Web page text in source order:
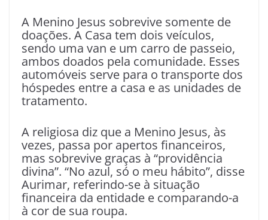
A Menino Jesus sobrevive somente de
doações. A Casa tem dois veículos,
sendo uma van e um carro de passeio,
ambos doados pela comunidade. Esses
automóveis serve para o transporte dos
hóspedes entre a casa e as unidades de
tratamento.
A religiosa diz que a Menino Jesus, às
vezes, passa por apertos financeiros,
mas sobrevive graças à “providência
divina”. “No azul, só o meu hábito”, disse
Aurimar, referindo-se à situação
financeira da entidade e comparando-a
à cor de sua roupa.